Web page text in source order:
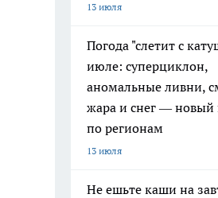
13 июля
Погода "слетит с
июле: суперциклон,
аномальные ливни,
жара и снег — новый
по регионам
13 июля
Не ешьте каши на